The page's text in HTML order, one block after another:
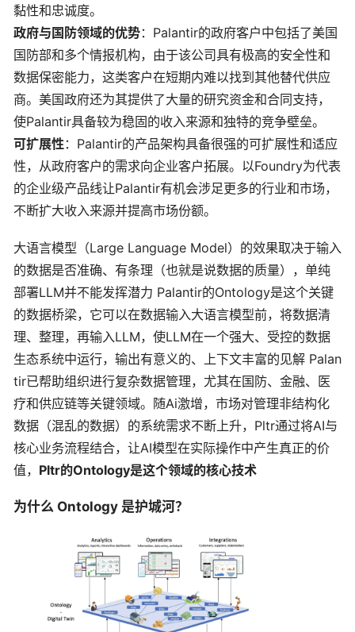
黏性和忠诚度。
政府与国防领域的优势：Palantir的政府客户中包括了美国
国防部和多个情报机构，由于该公司具有极高的安全性和
数据保密能力，这类客户在短期内难以找到其他替代供应
商。美国政府还为其提供了大量的研究资金和合同支持，
使Palantir具备较为稳固的收入来源和独特的竞争壁垒。
可扩展性 ：Palantir的产品架构具备很强的可扩展性和适应
性，从政府客户的需求向企业客户拓展。以Foundry为代表
的企业级产品线让Palantir有机会涉足更多的行业和市场，
不断扩大收入来源并提高市场份额。
大语言模型（Large Language Model）的效果取决于输入
的数据是否准确、有条理（也就是说数据的质量），单纯
部署LLM并不能发挥潜力 Palantir的Ontology是这个关键
的数据桥梁，它可以在数据输入大语言模型前，将数据清
理、整理，再输入LLM，使LLM在一个强大、受控的数据
生态系统中运行，输出有意义的、上下文丰富的见解 Palan
tir已帮助组织进行复杂数据管理，尤其在国防、金融、医
疗和供应链等关键领域。随Ai激增，市场对管理非结构化
数据（混乱的数据）的系统需求不断上升，Pltr通过将AI与
核心业务流程结合，让AI模型在实际操作中产生真正的价
值， Pltr的Ontology是这个领域的核心技术
为什么 Ontology 是护城河？